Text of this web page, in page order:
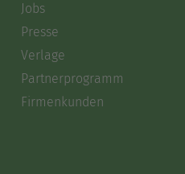
Jobs
Presse
Verlage
Partnerprogramm
Firmenkunden